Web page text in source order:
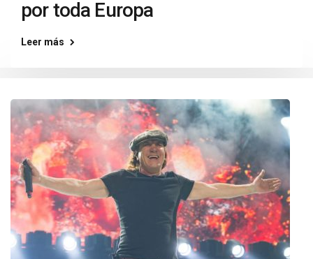
por toda Europa
Leer más